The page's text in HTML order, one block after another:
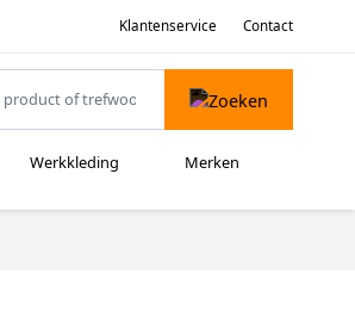
Klantenservice Contact
Werkkleding Merken